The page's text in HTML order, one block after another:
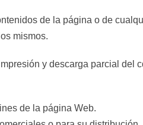
de la página o de
mismos.
y descarga parcial del
de la página Web.